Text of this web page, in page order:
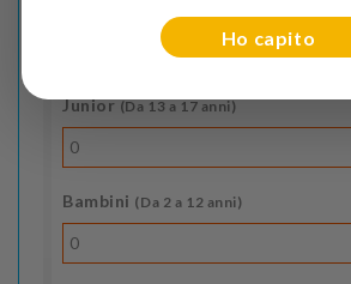
Junior(Da 13 a 17 anni)
0
Bambini (Da 2 a 12 anni)
0
Ho capito